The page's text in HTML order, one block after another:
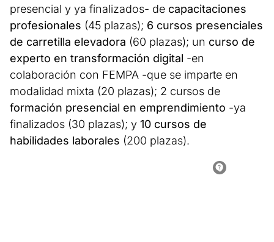
presencial y ya finalizados- de capacitaciones
profesionales (45 plazas); 6 cursos presenciales
de carretilla elevadora (60 plazas); un curso de
experto en transformación digital -en
colaboración con FEMPA -que se imparte en
modalidad mixta (20 plazas); 2 cursos de
formación presencial en emprendimiento -ya
finalizados (30 plazas); y 10 cursos de
habilidades laborales (200 plazas).